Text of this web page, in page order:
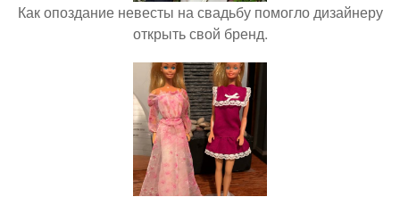
Как опоздание невесты на свадьбу помогло дизайнеру
открыть свой бренд.